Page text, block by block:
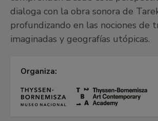
dialoga con la obra sonora de
profundizando en las nociones de
imaginadas y geografías utópicas.
Organiza: